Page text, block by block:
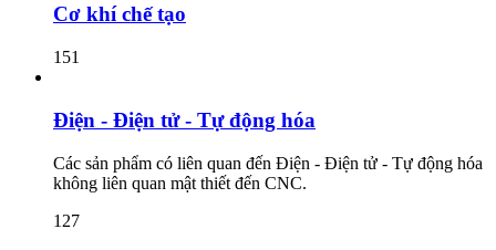
Cơ khí chế tạo
151
Điện - Điện tử - Tự động hóa
Các sản phẩm có liên quan đến Điện - Điện tử - Tự động hóa
không liên quan mật thiết đến CNC.
127